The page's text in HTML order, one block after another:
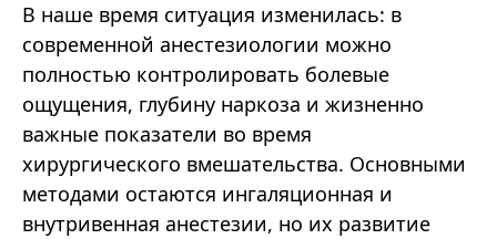
В наше время ситуация изменилась: в
современной анестезиологии можно
полностью контролировать болевые
ощущения, глубину наркоза и жизненно
важные показатели во время
хирургического вмешательства. Основными
методами остаются ингаляционная и
внутривенная анестезии, но их развитие